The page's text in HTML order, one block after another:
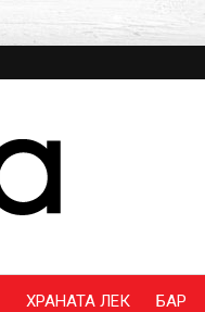
ХРАНАТА ЛЕК БАР